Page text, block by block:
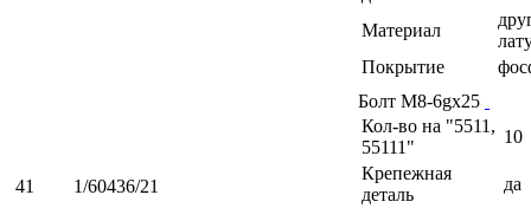
Материал
Покрытие
41 1/60436/21
Болт М8-6gх25
Кол-во на "5511,
55111"
10
Крепежная
деталь
да